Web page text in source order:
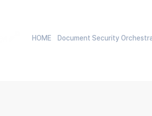
HOME Document Security